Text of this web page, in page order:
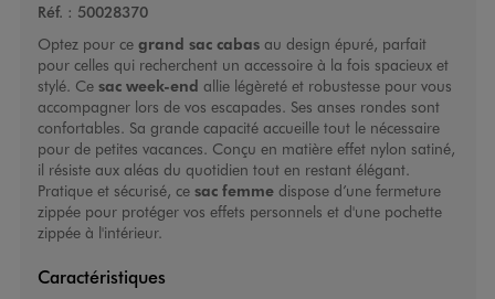
Réf. : 50028370
Optez pour ce grand sac cabasau design épuré, parfait
pour celles qui recherchent un accessoire à la fois spacieux et
stylé. Ce sac week-end allie légèreté et robustesse pour vous
accompagner lors de vos escapades. Ses anses rondes sont
confortables. Sa grande capacité accueille tout le nécessaire
pour de petites vacances. Conçu en matière effet nylon satiné,
il résiste aux aléas du quotidien tout en restant élégant.
Pratique et sécurisé, ce sac femmedispose d’une fermeture
zippée pour protéger vos effets personnels et d'une pochette
zippée à l'intérieur.
Caractéristiques